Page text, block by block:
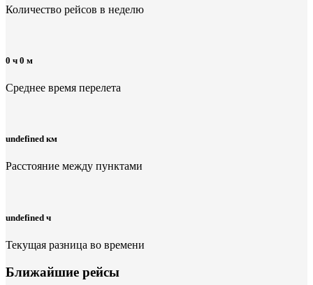
Количество рейсов в неделю
0 ч 0 м
Среднее время перелета
undefined км
Расстояние между пунктами
undefined ч
Текущая разница во времени
Ближайшие рейсы